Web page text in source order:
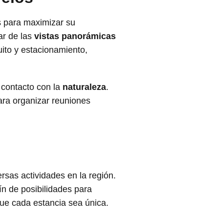
maximizar su
de las vistas panorámicas
y estacionamiento,
con la naturaleza.
organizar reuniones
actividades en la región.
de posibilidades para
cada estancia sea única.